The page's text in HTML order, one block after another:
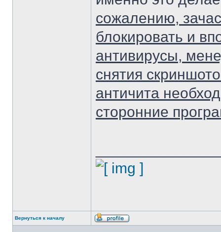
сожалению,
блокировать и
антивирусы,
снятия
античита
сторонние
Вернуться к началу
Профиль